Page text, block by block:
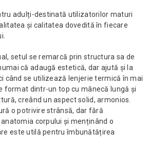
adulți-destinată utilizatorilor maturi
și calitatea dovedită în fiecare
setul se remarcă prin structura sa de
că adaugă estetică, dar ajută și la
când se utilizează lenjerie termică în mai
format dintr-un top cu mânecă lungă și
creând un aspect solid, armonios.
o potrivire strânsă, dar fără
corpului și menținând o
este utilă pentru îmbunătățirea